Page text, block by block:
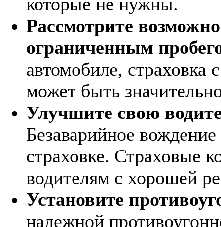
Рассмотрите
ограниченным
автомобиле, страховка
может быть
Улучшите свою
Безаварийное
страховке. Страховые
водителям с хорошей
Установите
надежной